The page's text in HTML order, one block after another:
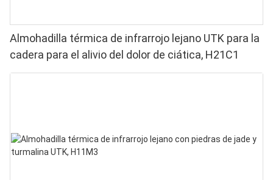
Almohadilla térmica de infrarrojo lejano UTK para la
cadera para el alivio del dolor de ciática, H21C1